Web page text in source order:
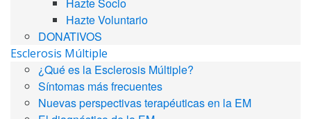
Hazte Voluntario
DONATIVOS
Esclerosis Múltiple
¿Qué es la Esclerosis Múltiple?
Síntomas más frecuentes
Nuevas perspectivas terapéuticas en la EM